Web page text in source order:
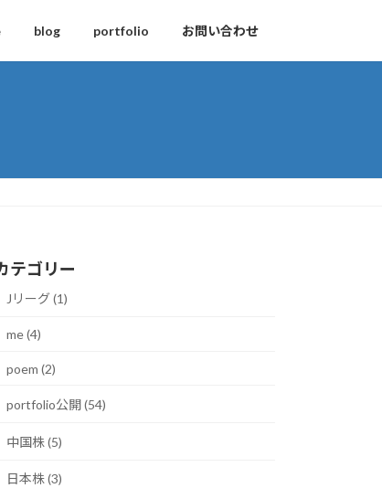
blog portfolio お問い合わせ
テゴリー
Jリーグ (1)
me (4)
poem (2)
portfolio公開 (54)
中国株 (5)
日本株 (3)